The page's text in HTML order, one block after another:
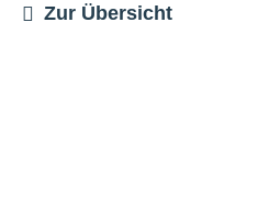
Zur Übersicht